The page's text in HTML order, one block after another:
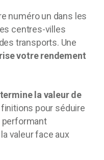
numéro un dans les
centres-villes
transports. Une
votre rendement
la valeur de
pour séduire
performant
valeur face aux